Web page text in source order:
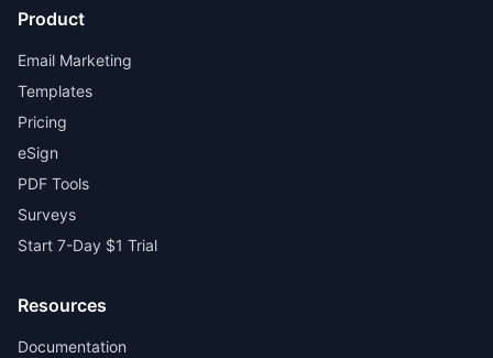
Product
Email Marketing
Templates
Pricing
eSign
PDF Tools
Surveys
Start 7-Day $1 Trial
Resources
Documentation